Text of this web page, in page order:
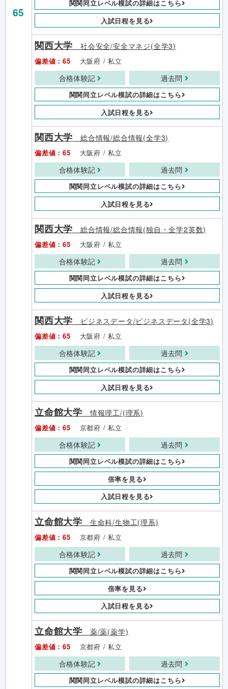
65
関関同立レベル模試の詳細はこちら
入試日程を見る
関西大学 社会安全/安全マネジ(全学3)
偏差値：65 大阪府 / 私立
合格体験記 過去問
関関同立レベル模試の詳細はこちら
入試日程を見る
関西大学 総合情報/総合情報(全学3)
偏差値：65 大阪府 / 私立
合格体験記 過去問
関関同立レベル模試の詳細はこちら
入試日程を見る
関西大学 総合情報/総合情報(独自・全学2英数)
偏差値：65 大阪府 / 私立
合格体験記 過去問
関関同立レベル模試の詳細はこちら
入試日程を見る
関西大学 ビジネスデータ/ビジネスデータ(全学3)
偏差値：65 大阪府 / 私立
合格体験記 過去問
関関同立レベル模試の詳細はこちら
入試日程を見る
立命館大学 情報理工/(理系)
偏差値：65 京都府 / 私立
合格体験記 過去問
関関同立レベル模試の詳細はこちら
倍率を見る
入試日程を見る
立命館大学 生命科/生物工(理系)
偏差値：65 京都府 / 私立
合格体験記 過去問
関関同立レベル模試の詳細はこちら
倍率を見る
入試日程を見る
立命館大学 薬/薬(薬学)
偏差値：65 京都府 / 私立
合格体験記 過去問
関関同立レベル模試の詳細はこちら